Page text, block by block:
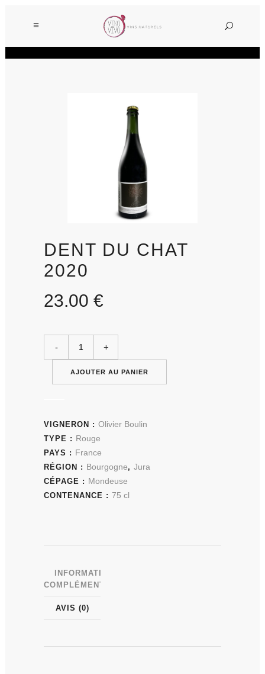
DENT DU CHAT
2020
23.00 €
AJOUTER AU PANIER
VIGNERON : Olivier Boulin
TYPE : Rouge
PAYS : France
RÉGION : Bourgogne, Jura
CÉPAGE : Mondeuse
CONTENANCE : 75 cl
INFORMATIONS
COMPLÉMENTAIRES
AVIS (0)